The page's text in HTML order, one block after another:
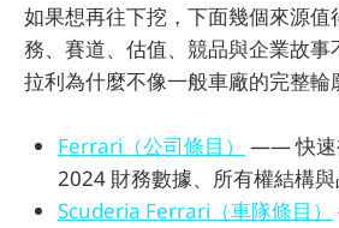
如果想再往下挖，下面幾個來源
務、賽道、估值、競品與企業故
拉利為什麼不像一般車廠的完整輪
Ferrari（公司條目）
—— 快速
2024 財務數據、所有權結構與
Scuderia Ferrari（車隊條目）